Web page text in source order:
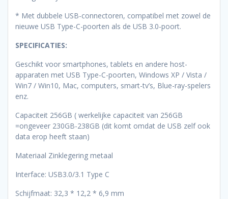
* Met dubbele USB-connectoren, compatibel met zowel de
nieuwe USB Type-C-poorten als de USB 3.0-poort.
SPECIFICATIES:
Geschikt voor smartphones, tablets en andere host-
apparaten met USB Type-C-poorten, Windows XP / Vista /
Win7 / Win10, Mac, computers, smart-tv’s, Blue-ray-spelers
enz.
Capaciteit 256GB ( werkelijke capaciteit van 256GB
=ongeveer 230GB-238GB (dit komt omdat de USB zelf ook
data erop heeft staan)
Materiaal Zinklegering metaal
Interface: USB3.0/3.1 Type C
Schijfmaat: 32,3 * 12,2 * 6,9 mm